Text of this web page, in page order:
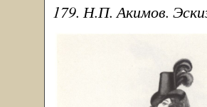
179. Н.П. Акимов.